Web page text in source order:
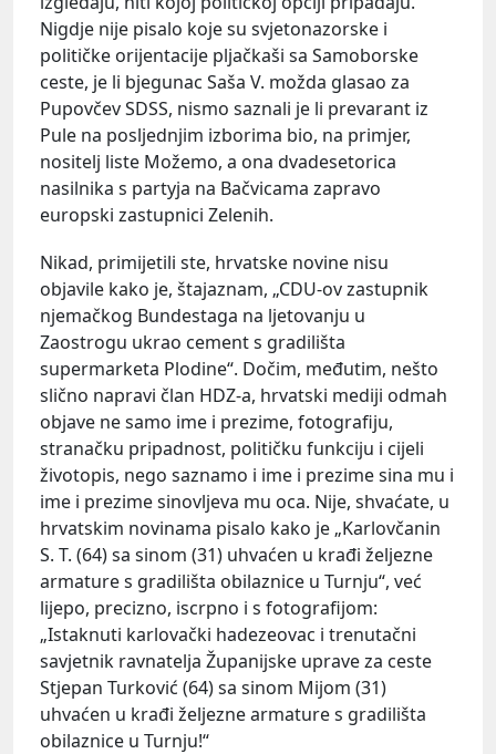
Nigdje nije pisalo koje su svjetonazorske i
političke orijentacije pljačkaši sa Samoborske
ceste, je li bjegunac Saša V. možda glasao za
Pupovčev SDSS, nismo saznali je li prevarant iz
Pule na posljednjim izborima bio, na primjer,
nositelj liste Možemo, a ona dvadesetorica
nasilnika s partyja na Bačvicama zapravo
europski zastupnici Zelenih.
Nikad, primijetili ste, hrvatske novine nisu
objavile kako je, štajaznam, „CDU-ov zastupnik
njemačkog Bundestaga na ljetovanju u
Zaostrogu ukrao cement s gradilišta
supermarketa Plodine“. Dočim, međutim, nešto
slično napravi član HDZ-a, hrvatski mediji odmah
objave ne samo ime i prezime, fotografiju,
stranačku pripadnost, političku funkciju i cijeli
životopis, nego saznamo i ime i prezime sina mu i
ime i prezime sinovljeva mu oca. Nije, shvaćate, u
hrvatskim novinama pisalo kako je „Karlovčanin
S. T. (64) sa sinom (31) uhvaćen u krađi željezne
armature s gradilišta obilaznice u Turnju“, već
lijepo, precizno, iscrpno i s fotografijom:
„Istaknuti karlovački hadezeovac i trenutačni
savjetnik ravnatelja Županijske uprave za ceste
Stjepan Turković (64) sa sinom Mijom (31)
uhvaćen u krađi željezne armature s gradilišta
obilaznice u Turnju!“